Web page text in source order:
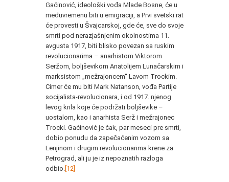
Gaćinović, ideološki vođa Mlade Bosne, će u
međuvremenu biti u emigraciji, a Prvi svetski rat
će provesti u Švajcarskoj, gde će, sve do svoje
smrti pod nerazjašnjenim okolnostima 11.
avgusta 1917, biti blisko povezan sa ruskim
revolucionarima – anarhistom Viktorom
Seržom, boljševikom Anatolijem Lunačarskim i
marksistom „mežrajoncem“ Lavom Trockim.
Cimer će mu biti Mark Natanson, vođa Partije
socijalista-revolucionara, i od 1917. njenog
levog krila koje će podržati boljševike –
uostalom, kao i anarhista Serž i mežrajonec
Trocki. Gaćinović je čak, par meseci pre smrti,
dobio ponudu da zapečaćenim vozom sa
Lenjinom i drugim revolucionarima krene za
Petrograd, ali ju je iz nepoznatih razloga
odbio. [12]